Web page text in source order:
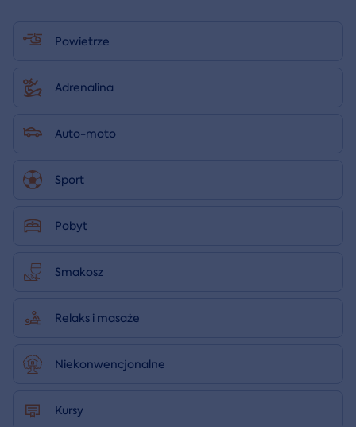
Powietrze
Adrenalina
Auto-moto
Sport
Pobyt
Smakosz
Relaks i masaże
Niekonwencjonalne
Kursy